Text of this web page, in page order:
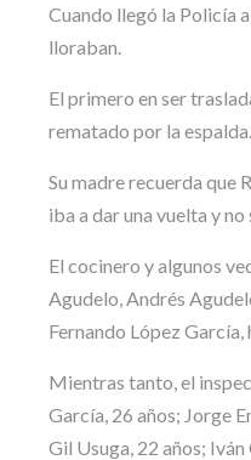
Cuando llegó la Policía
lloraban.
El primero en ser
rematado por la espalda.
Su madre recuerda que
iba a dar una vuelta y no
El cocinero y algunos
Agudelo, Andrés
Fernando López
Mientras tanto, el
García, 26 años; Jorge
Gil Usuga, 22 años;